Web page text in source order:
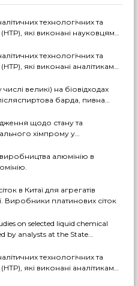
технологічних та
які виконані науковцями
технологічних та
великі) на біовідходах
барда, пивна
комбіновані схеми
продуктів (очищений
комерційного
в Україні
щодо стану та
хімпрому у
алюмінію в
в Китаї для агрегатів
Виробники платинових сіток
Industry» in 2023-2025технологічних та
які виконані аналітиками